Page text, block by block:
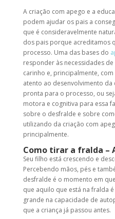
A criação com apego e a
podem ajudar os pais a
que é consideravelmente
dos pais porque acreditamos
processo. Uma das bases do
responder às necessidades
carinho e, principalmente,
atento ao desenvolvimento da
pronta para o processo, ou
motora e cognitiva para essa
sobre o desfralde e sobre
utilizando da criação com
principalmente.
Como tirar a fralda –
Seu filho está crescendo e
Percebendo mãos, pés e
desfralde é o momento em
que aquilo que está na fralda
grande na capacidade de
que a criança já passou antes.